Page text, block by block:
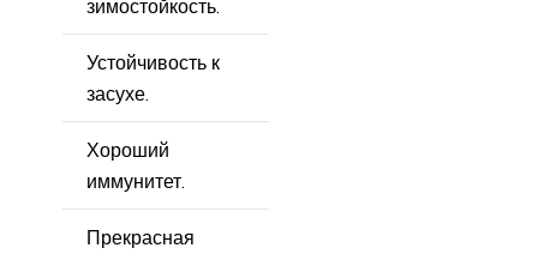
зимостойкость.
Устойчивость к
засухе.
Хороший
иммунитет.
Прекрасная